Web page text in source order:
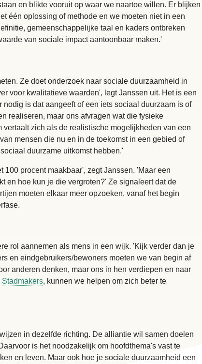
en blikte vooruit op waar we naartoe willen. Er blijken
één oplossing of methode en we moeten niet in een
gemeenschappelijke taal en kaders ontbreken
van sociale impact aantoonbaar maken.'
Ze doet onderzoek naar sociale duurzaamheid in
voor kwalitatieve waarden', legt Janssen uit. Het is een
is dat aangeeft of een iets sociaal duurzaam is of
realiseren, maar ons afvragen wat die fysieke
zich als de realistische mogelijkheden van een
mensen die nu en in de toekomst in een gebied of
duurzame uitkomst hebben.'
procent maakbaar', zegt Janssen. 'Maar een
en hoe kun je die vergroten?' Ze signaleert dat de
moeten elkaar meer opzoeken, vanaf het begin
rol aannemen als mens in een wijk. 'Kijk verder dan je
en eindgebruikers/bewoners moeten we van begin af
anderen denken, maar ons in hen verdiepen en naar
Stadmakers, kunnen we helpen om zich beter te
in dezelfde richting. De alliantie wil samen doelen
is het noodzakelijk om hoofdthema's vast te
en leven. Maar ook hoe je sociale duurzaamheid een